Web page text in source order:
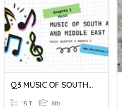
Q3 MUSIC OF SOUTH ASIA AND MIDDLE EAST
15 T 8th